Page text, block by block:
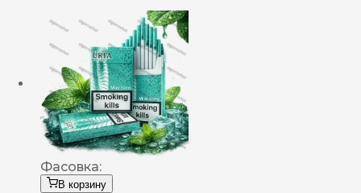
Фасовка:
В корзину